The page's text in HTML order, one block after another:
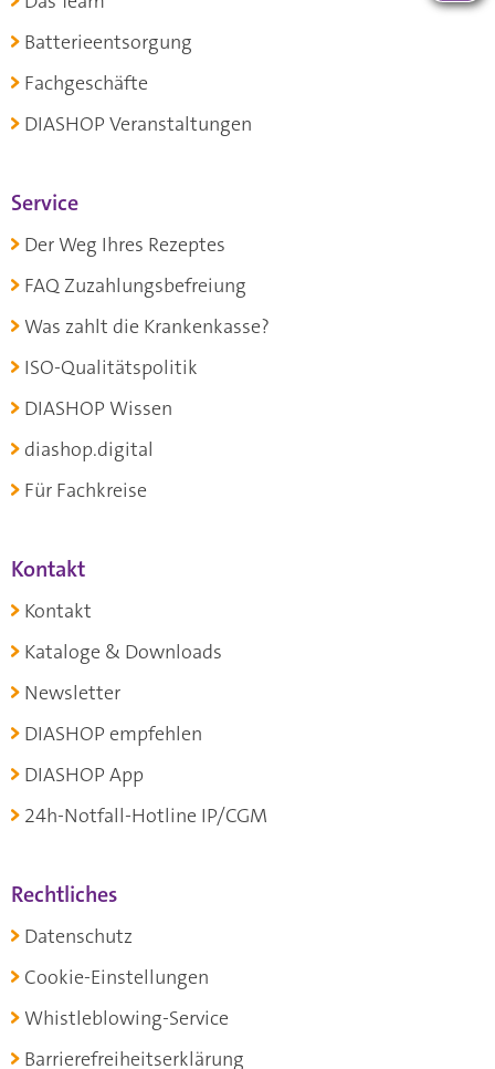
Batterieentsorgung
Fachgeschäfte
DIASHOP Veranstaltungen
Service
Der Weg Ihres Rezeptes
FAQ Zuzahlungsbefreiung
Was zahlt die Krankenkasse?
ISO-Qualitätspolitik
DIASHOP Wissen
diashop.digital
Für Fachkreise
Kontakt
Kontakt
Kataloge & Downloads
Newsletter
DIASHOP empfehlen
DIASHOP App
24h-Notfall-Hotline IP/CGM
Rechtliches
Datenschutz
Cookie-Einstellungen
Whistleblowing-Service
Barrierefreiheitserklärung